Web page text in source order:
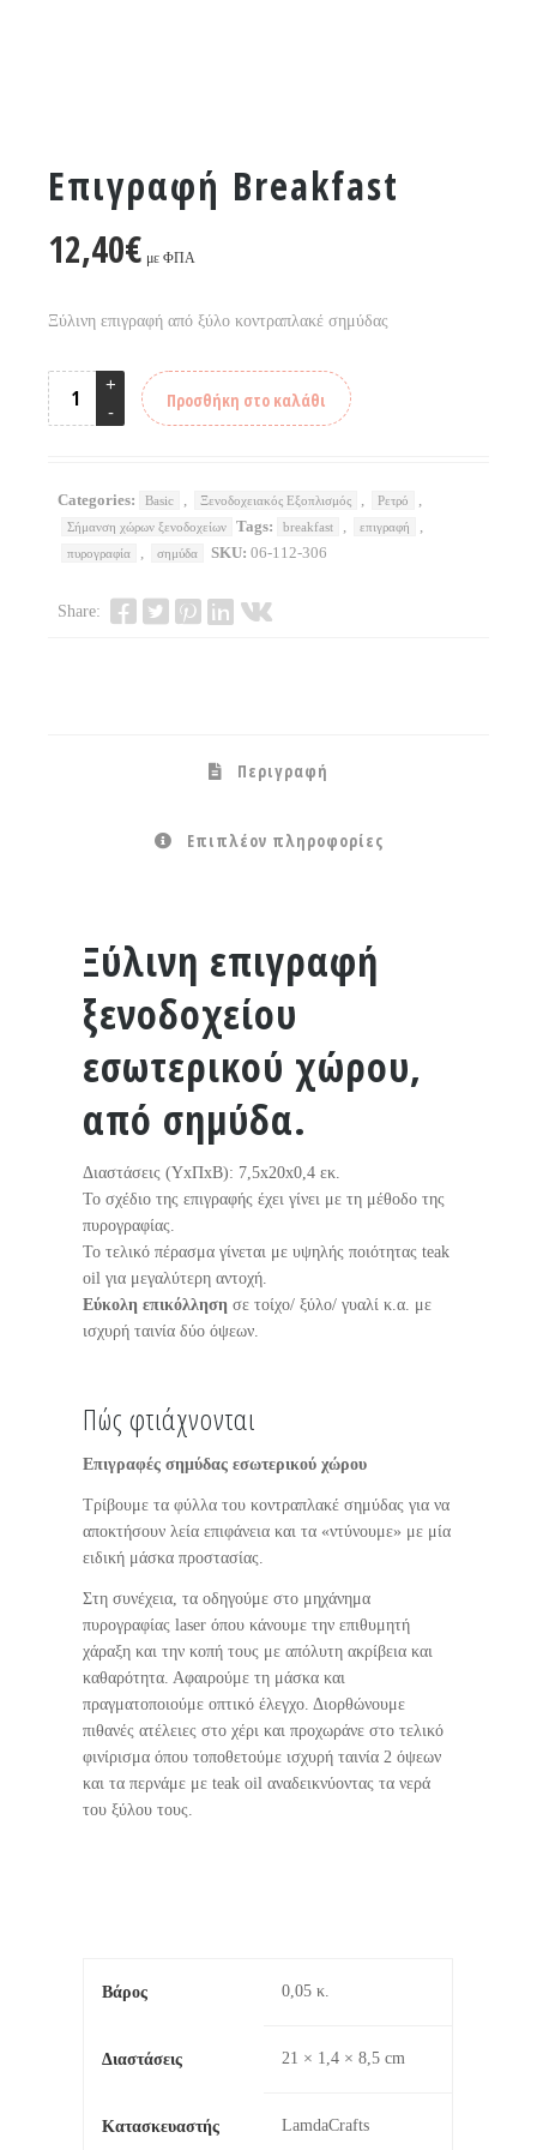
Επιγραφή Breakfast
12,40€ με ΦΠΑ
Ξύλινη επιγραφή από ξύλο κοντραπλακέ σημύδας
Προσθήκη στο καλάθι
Categories: Basic , Ξενοδοχειακός Εξοπλισμός , Ρετρό ,
Σήμανση χώρων ξενοδοχείων Tags: breakfast , επιγραφή ,
πυρογραφία , σημύδα SKU: 06-112-306
Share:
Περιγραφή
Επιπλέον πληροφορίες
Ξύλινη επιγραφή
ξενοδοχείου
εσωτερικού χώρου,
από σημύδα.
Διαστάσεις (ΥxΠxΒ): 7,5x20x0,4 εκ.
Το σχέδιο της επιγραφής έχει γίνει με τη μέθοδο της
πυρογραφίας.
Το τελικό πέρασμα γίνεται με υψηλής ποιότητας teak
oil για μεγαλύτερη αντοχή.
Εύκολη επικόλληση σε τοίχο/ ξύλο/ γυαλί κ.α. με
ισχυρή ταινία δύο όψεων.
Πώς φτιάχνονται
Επιγραφές σημύδας εσωτερικού χώρου
Τρίβουμε τα φύλλα του κοντραπλακέ σημύδας για να
αποκτήσουν λεία επιφάνεια και τα «ντύνουμε» με μία
ειδική μάσκα προστασίας.
Στη συνέχεια, τα οδηγούμε στο μηχάνημα
πυρογραφίας laser όπου κάνουμε την επιθυμητή
χάραξη και την κοπή τους με απόλυτη ακρίβεια και
καθαρότητα. Αφαιρούμε τη μάσκα και
πραγματοποιούμε οπτικό έλεγχο. Διορθώνουμε
πιθανές ατέλειες στο χέρι και προχωράνε στο τελικό
φινίρισμα όπου τοποθετούμε ισχυρή ταινία 2 όψεων
και τα περνάμε με teak oil αναδεικνύοντας τα νερά
του ξύλου τους.
Βάρος 0,05 κ.
Διαστάσεις 21 × 1,4 × 8,5 cm
Κατασκευαστής LamdaCrafts